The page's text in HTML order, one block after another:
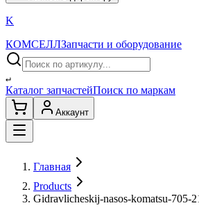
K
КОМСЕЛЛЗапчасти и оборудование
↵
Каталог запчастейПоиск по маркам
Аккаунт
Главная
Products
Gidravlicheskij-nasos-komatsu-705-